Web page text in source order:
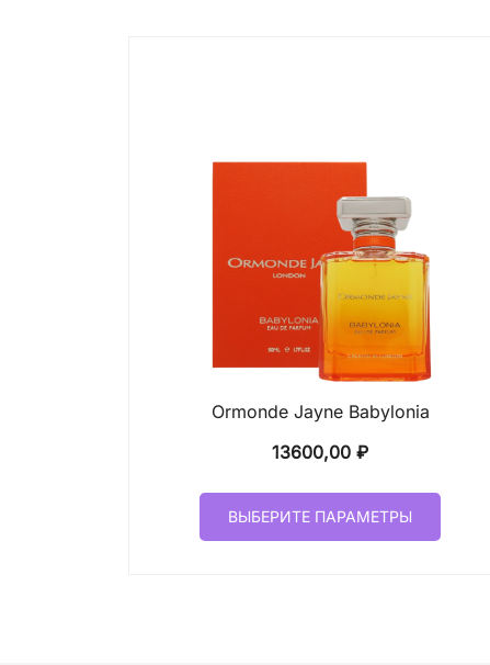
Ormonde Jayne Babylonia
13600,00 ₽
ВЫБЕРИТЕ ПАРАМЕТРЫ
Этот